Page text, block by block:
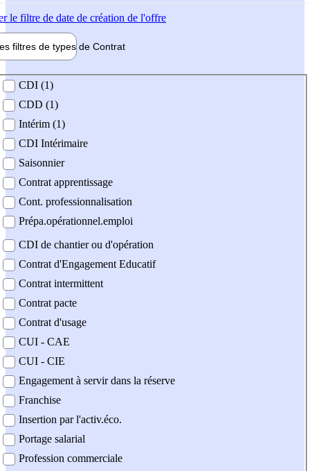
le filtre de date de création de l'offre
filtres de types de Contrat
contrat
CDI (1)
CDD (1)
Intérim (1)
CDI Intérimaire
Saisonnier
Contrat apprentissage
Cont. professionnalisation
Prépa.opérationnel.emploi
CDI de chantier ou d'opération
Contrat d'Engagement Educatif
Contrat intermittent
Contrat pacte
Contrat d'usage
CUI - CAE
CUI - CIE
Engagement à servir dans la réserve
Franchise
Insertion par l'activ.éco.
Portage salarial
Profession commerciale